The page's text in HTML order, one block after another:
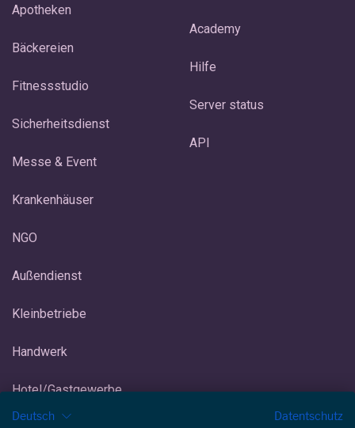
Apotheken
Bäckereien
Fitnessstudio
Sicherheitsdienst
Messe & Event
Krankenhäuser
NGO
Außendienst
Kleinbetriebe
Handwerk
Hotel/Gastgewerbe
Academy
Hilfe
Server status
API
Deutsch Datentschutz